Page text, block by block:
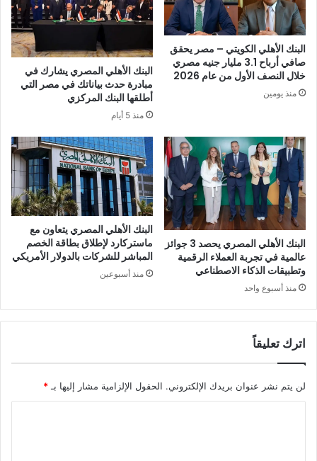
البنك الأهلي الكويتي – مصر يحقق
صافي أرباح 3.1 مليار جنيه مصري
خلال النصف الأول من عام 2026
منذ يومين
البنك الأهلي المصري يشارك في
مبادرة حدث بياناتك في مصر التي
أطلقها البنك المركزي
منذ 5 أيام
البنك الأهلي المصري يحصد 3 جوائز
عالمية في تجربة العملاء الرقمية
وتطبيقات الذكاء الاصطناعي
منذ أسبوع واحد
البنك الأهلي المصري يتعاون مع
ماستركارد لإطلاق بطاقة الخصم
المباشر للشركات بالدولار الأمريكي
منذ أسبوعين
اترك تعليقاً
لن يتم نشر عنوان بريدك الإلكتروني. الحقول الإلزامية مشار إليها بـ *